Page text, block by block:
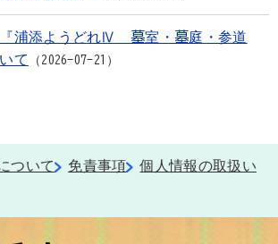
浦添ようどれⅣ 墓室・墓庭・参道
て
2026-07-21
ついて 免責事項
個人情報の取扱い